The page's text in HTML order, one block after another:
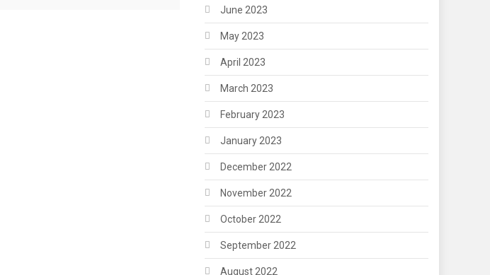
June 2023
May 2023
April 2023
March 2023
February 2023
January 2023
December 2022
November 2022
October 2022
September 2022
August 2022